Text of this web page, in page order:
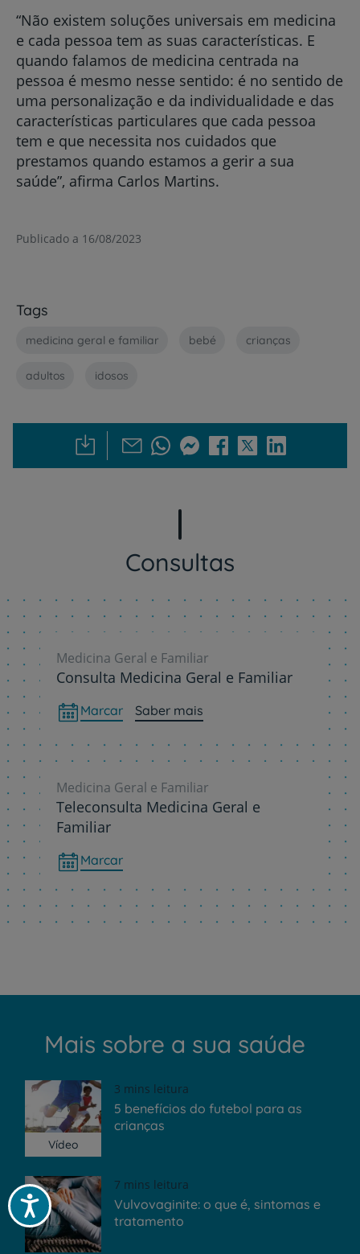
Acessibilidade
“Não existem soluções universais em medicina
e cada pessoa tem as suas características. E
quando falamos de medicina centrada na
pessoa é mesmo nesse sentido: é no sentido de
uma personalização e da individualidade e das
características particulares que cada pessoa
tem e que necessita nos cuidados que
prestamos quando estamos a gerir a sua
saúde”, afirma Carlos Martins.
Publicado a 16/08/2023
Tags
medicina geral e familiar bebé crianças
adultos idosos
Consultas
Medicina Geral e Familiar
Consulta Medicina Geral e Familiar
Marcar Saber mais
Medicina Geral e Familiar
Teleconsulta Medicina Geral e
Familiar
Marcar
Mais sobre a sua saúde
Vídeo
3 mins leitura
5 benefícios do futebol para as
crianças
7 mins leitura
Vulvovaginite: o que é, sintomas e
tratamento